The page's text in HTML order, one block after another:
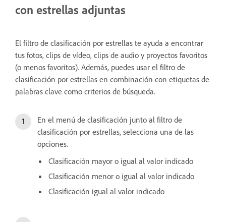
con estrellas adjuntas
El filtro de clasificación por estrellas te ayuda a encontrar
tus fotos, clips de vídeo, clips de audio y proyectos favoritos
(o menos favoritos). Además, puedes usar el filtro de
clasificación por estrellas en combinación con etiquetas de
palabras clave como criterios de búsqueda.
En el menú de clasificación junto al filtro de
clasificación por estrellas, selecciona una de las
opciones.
Clasificación mayor o igual al valor indicado
Clasificación menor o igual al valor indicado
Clasificación igual al valor indicado